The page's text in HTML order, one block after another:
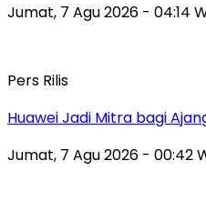
Jumat, 7 Agu 2026 - 04:14
Pers Rilis
Huawei Jadi Mitra bagi
Jumat, 7 Agu 2026 - 00:42